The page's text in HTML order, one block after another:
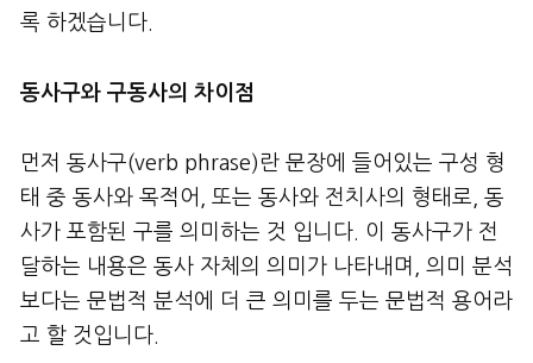
록 하겠습니다.
동사구와 구동사의 차이점
먼저 동사구(verb phrase)란 문장에 들어있는 구성 형
태 중 동사와 목적어, 또는 동사와 전치사의 형태로, 동
사가 포함된 구를 의미하는 것 입니다. 이 동사구가 전
달하는 내용은 동사 자체의 의미가 나타내며, 의미 분석
보다는 문법적 분석에 더 큰 의미를 두는 문법적 용어라
고 할 것입니다.